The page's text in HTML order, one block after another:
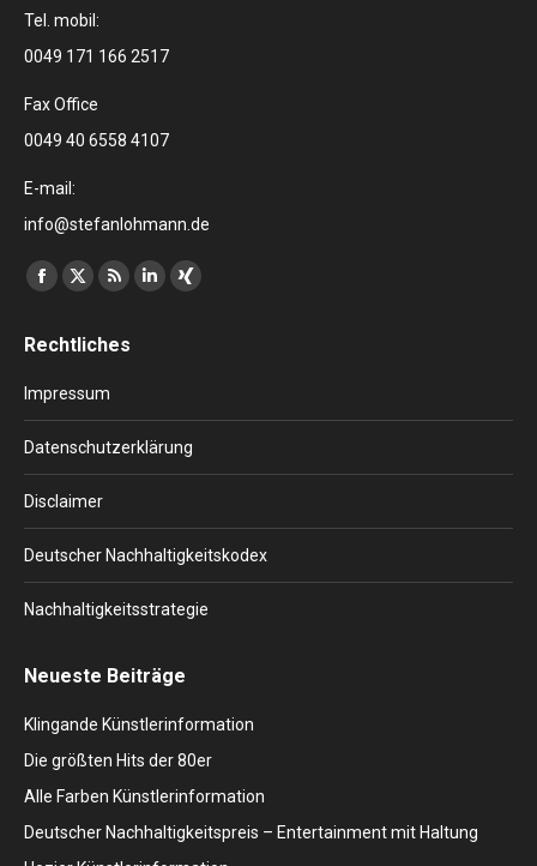
Tel. mobil:
0049 171 166 2517
Fax Office
0049 40 6558 4107
E-mail:
info@stefanlohmann.de
Finden Sie uns auf:
Facebook
opens
new
window
X
opens
new
window
RSS
opens
new
window
Linkedin
new
window
XING
new
window
Rechtliches
Impressum
Datenschutzerklärung
Disclaimer
Deutscher Nachhaltigkeitskodex
Nachhaltigkeitsstrategie
Neueste Beiträge
Klingande Künstlerinformation
Die größten Hits der 80er
Alle Farben Künstlerinformation
Deutscher Nachhaltigkeitspreis – Entertainment mit Haltung